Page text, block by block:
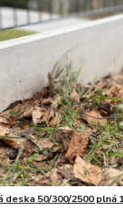
deska 50/300/2500 plná